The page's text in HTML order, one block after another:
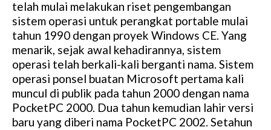
telah mulai melakukan riset pengembangan
sistem operasi untuk perangkat portable mulai
tahun 1990 dengan proyek Windows CE. Yang
menarik, sejak awal kehadirannya, sistem
operasi telah berkali-kali berganti nama. Sistem
operasi ponsel buatan Microsoft pertama kali
muncul di publik pada tahun 2000 dengan nama
PocketPC 2000. Dua tahun kemudian lahir versi
baru yang diberi nama PocketPC 2002. Setahun